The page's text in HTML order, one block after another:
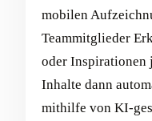
mobilen
Teammitglieder
oder Inspirationen
Inhalte dann
mithilfe von KI-